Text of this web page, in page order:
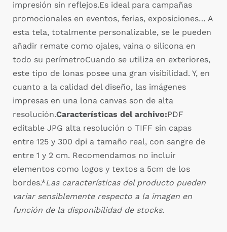
impresión sin reflejos.Es ideal para campañas
promocionales en eventos, ferias, exposiciones… A
esta tela, totalmente personalizable, se le pueden
añadir remate como ojales, vaina o silicona en
todo su perímetroCuando se utiliza en exteriores,
este tipo de lonas posee una gran visibilidad. Y, en
cuanto a la calidad del diseño, las imágenes
impresas en una lona canvas son de alta
resolución.Características del archivo:PDF
editable JPG alta resolución o TIFF sin capas
entre 125 y 300 dpi a tamaño real, con sangre de
entre 1 y 2 cm. Recomendamos no incluir
elementos como logos y textos a 5cm de los
bordes.*Las características del producto pueden
variar sensiblemente respecto a la imagen en
función de la disponibilidad de stocks.